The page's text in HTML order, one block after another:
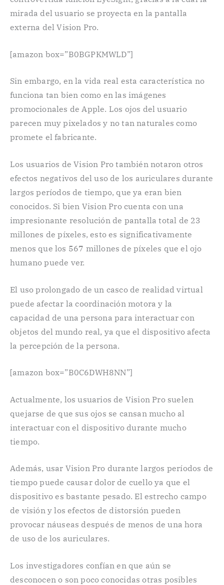
mirada del usuario se proyecta en la pantalla
externa del Vision Pro.
[amazon box=”B0BGPKMWLD”]
Sin embargo, en la vida real esta característica no
funciona tan bien como en las imágenes
promocionales de Apple. Los ojos del usuario
parecen muy pixelados y no tan naturales como
promete el fabricante.
Los usuarios de Vision Pro también notaron otros
efectos negativos del uso de los auriculares durante
largos períodos de tiempo, que ya eran bien
conocidos. Si bien Vision Pro cuenta con una
impresionante resolución de pantalla total de 23
millones de píxeles, esto es significativamente
menos que los 567 millones de píxeles que el ojo
humano puede ver.
El uso prolongado de un casco de realidad virtual
puede afectar la coordinación motora y la
capacidad de una persona para interactuar con
objetos del mundo real, ya que el dispositivo afecta
la percepción de la persona.
[amazon box=”B0C6DWH8NN”]
Actualmente, los usuarios de Vision Pro suelen
quejarse de que sus ojos se cansan mucho al
interactuar con el dispositivo durante mucho
tiempo.
Además, usar Vision Pro durante largos períodos de
tiempo puede causar dolor de cuello ya que el
dispositivo es bastante pesado. El estrecho campo
de visión y los efectos de distorsión pueden
provocar náuseas después de menos de una hora
de uso de los auriculares.
Los investigadores confían en que aún se
desconocen o son poco conocidas otras posibles